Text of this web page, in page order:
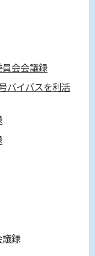
会会議録
バイパスを利活
録